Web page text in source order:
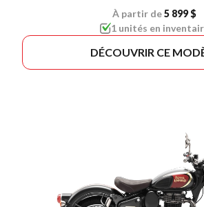
À partir de5 899 $
1 unités en
DÉCOUVRIR CE